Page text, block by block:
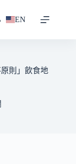
EN
則」飲食地